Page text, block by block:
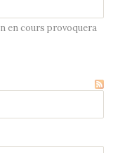
en cours provoquera